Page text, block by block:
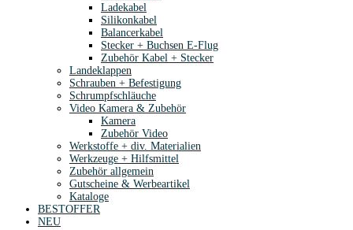
Ladekabel
Silikonkabel
Balancerkabel
Stecker + Buchsen E-Flug
Zubehör Kabel + Stecker
Landeklappen
Schrauben + Befestigung
Schrumpfschläuche
Video Kamera & Zubehör
Kamera
Zubehör Video
Werkstoffe + div. Materialien
Werkzeuge + Hilfsmittel
Zubehör allgemein
Gutscheine & Werbeartikel
Kataloge
BESTOFFER
NEU